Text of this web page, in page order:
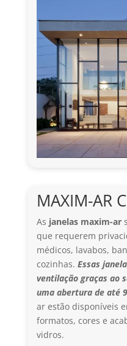
MAXIM-AR
As janelas maxim-ar
que requerem
médicos, lavabos,
cozinhas. Essas
ventilação graças ao
uma abertura de até
ar estão disponíveis
formatos, cores e
vidros.